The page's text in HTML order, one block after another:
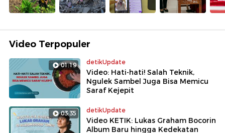
Video Terpopuler
01:19 detikUpdate
Video: Hati-hati! Salah Teknik,
Ngulek Sambel Juga Bisa Memicu
Saraf Kejepit
03:35 detikUpdate
Video KETIK: Lukas Graham Bocorin
Album Baru hingga Kedekatan